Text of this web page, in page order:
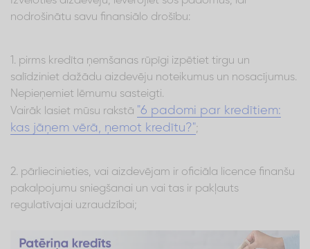
nodrošinātu savu finansiālo drošību:
1. pirms kredīta ņemšanas rūpīgi izpētiet tirgu un
salīdziniet dažādu aizdevēju noteikumus un nosacījumus.
Nepieņemiet lēmumu sasteigti.
Vairāk lasiet mūsu rakstā "6 padomi par kredītiem:
kas jāņem vērā, ņemot kredītu?";
2. pārliecinieties, vai aizdevējam ir oficiāla licence finanšu
pakalpojumu sniegšanai un vai tas ir pakļauts
regulatīvajai uzraudzībai;